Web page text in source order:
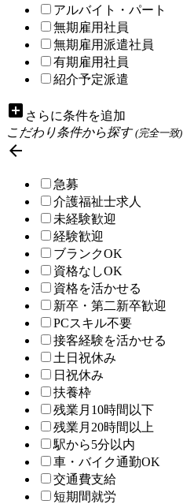
アルバイト・パート
無期雇用社員
無期雇用派遣社員
有期雇用社員
紹介予定派遣
add_box さらに条件を追加
こだわり条件から探す(完全一致)

急募
介護福祉士求人
未経験歓迎
経験歓迎
ブランクOK
資格なしOK
資格を活かせる
新卒・第二新卒歓迎
PCスキル不要
接客経験を活かせる
土日祝休み
日祝休み
扶養枠
残業月10時間以下
残業月20時間以上
駅から5分以内
車・バイク通勤OK
交通費支給
短期間就労